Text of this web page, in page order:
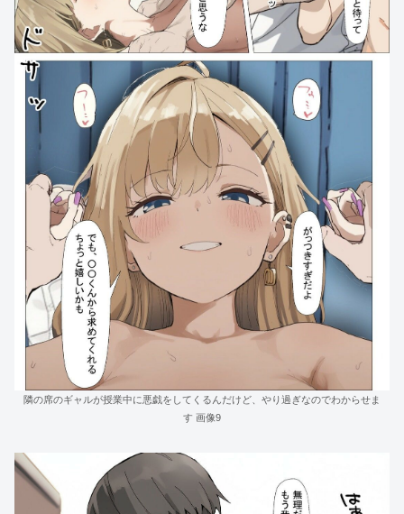
隣の席のギャルが授業中に悪戯をしてくるんだけど、やり過ぎなのでわからせま
す 画像9